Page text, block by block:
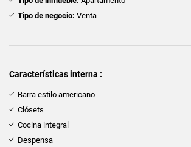
Tipo de negocio: Venta
Características interna :
Barra estilo americano
Clósets
Cocina integral
Despensa